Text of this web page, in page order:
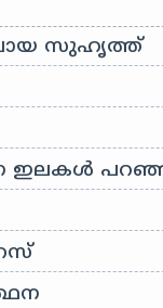
സുഹൃത്ത്
ഇലകൾ